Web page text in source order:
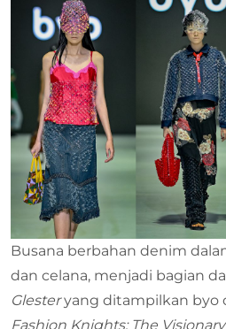
Busana berbahan denim
dan celana, menjadi bagian
Glesteryang ditampilkan byo
Fashion Knights: The